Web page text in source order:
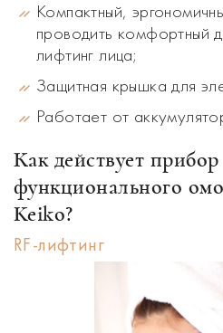
Компактный,
проводить комфортный
лифтинг лица;
Защитная крышка для
Работает от
Как действует прибор
функционального
Keiko?
RF-лифтинг